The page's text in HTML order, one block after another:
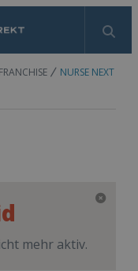
NURSE NEXT
mehr aktiv.